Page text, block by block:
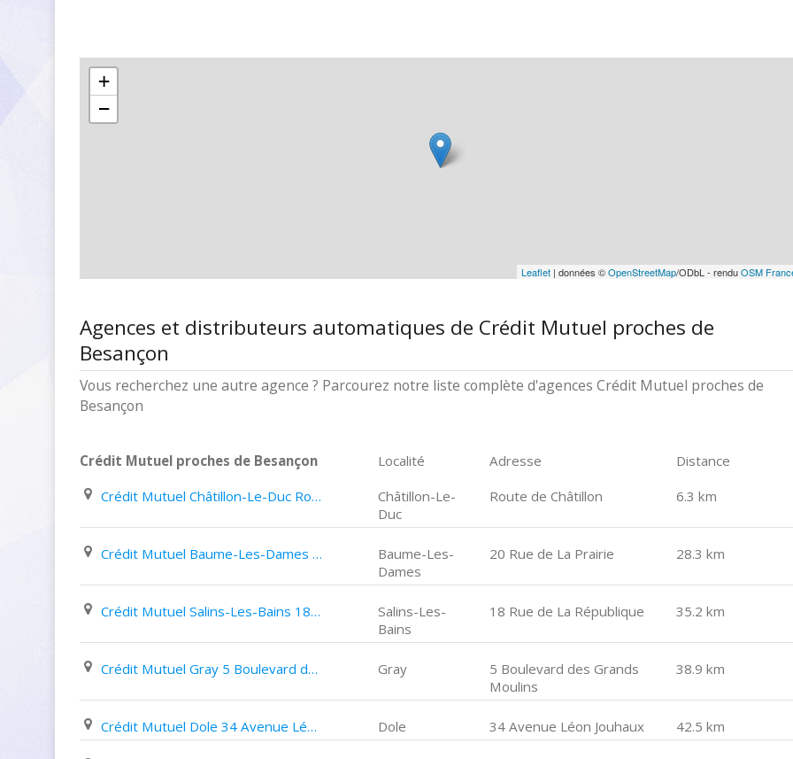
+
−
Leaflet| données ©OpenStreetMap/ODbL - renduOSM
Agences et distributeurs automatiques de Crédit Mutuel proches de
Besançon
Vous recherchez une autre agence ? Parcourez notre liste complète d'agences Crédit Mutuel proches de
Besançon
Crédit Mutuel proches de Besançon Localité Adresse
Distance
Crédit Mutuel Châtillon-Le-Duc Route de Châtillon
Châtillon-Le-
Duc
Route de Châtillon 6.3 km
Crédit Mutuel Baume-Les-Dames 20 Rue de La Prairie
Baume-Les-
Dames
20 Rue de La Prairie 28.3 km
Crédit Mutuel Salins-Les-Bains 18 Rue de La République
Salins-Les-
Bains
18 Rue de La République 35.2 km
Crédit Mutuel Gray 5 Boulevard des Grands Moulins Gray
5 Boulevard des Grands
Moulins
38.9 km
Crédit Mutuel Dole 34 Avenue Léon Jouhaux Dole 34 Avenue Léon Jouhaux 42.5 km